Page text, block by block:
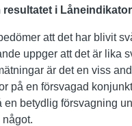
i
att det har blivit
uppger att det är lika
är det en viss
på en försvagad
en betydlig försvagning
något.